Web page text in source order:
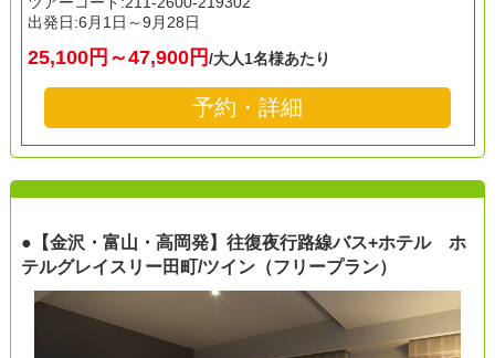
出発日:6月1日～9月28日
25,100円～47,900円/大人1名様あたり
予約・詳細
●【金沢・富山・高岡発】往復夜行路線バス+ホテル ホ
テルグレイスリー田町/ツイン（フリープラン）